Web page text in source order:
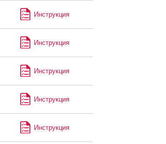
Инструкция
Инструкция
Инструкция
Инструкция
Инструкция